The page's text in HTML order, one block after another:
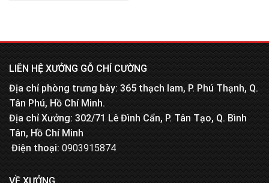
LIÊN HỆ XƯỞNG GỖ CHÍ CƯỜNG
Địa chỉ phòng trưng bày: 365 thạch lam, P. Phú Thạnh, Q.
Tân Phú, Hồ Chí Minh.
Địa chỉ Xưởng: 302/71 Lê Đình Cẩn, P. Tân Tạo, Q. Bình
Tân, Hồ Chí Minh
Điện thoại:0903915874